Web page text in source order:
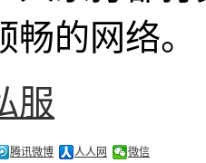
的网络。
服
腾讯微博 人人网 微信